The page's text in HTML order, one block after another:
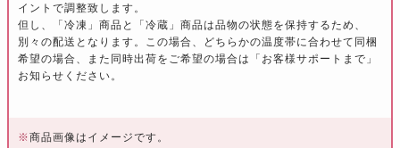
イントで調整致します。
但し、「冷凍」商品と「冷蔵」商品は品物の状態を保持するため、
別々の配送となります。この場合、どちらかの温度帯に合わせて同梱
希望の場合、また同時出荷をご希望の場合は「お客様サポートまで」
お知らせください。
※商品画像はイメージです。